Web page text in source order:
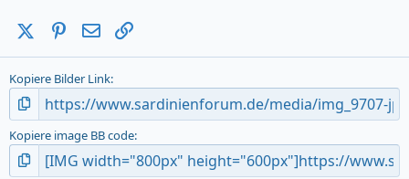
s
X (Twitter)Pinterest
E-Mail
Kopiere Bilder Link
Kopiere image BB code